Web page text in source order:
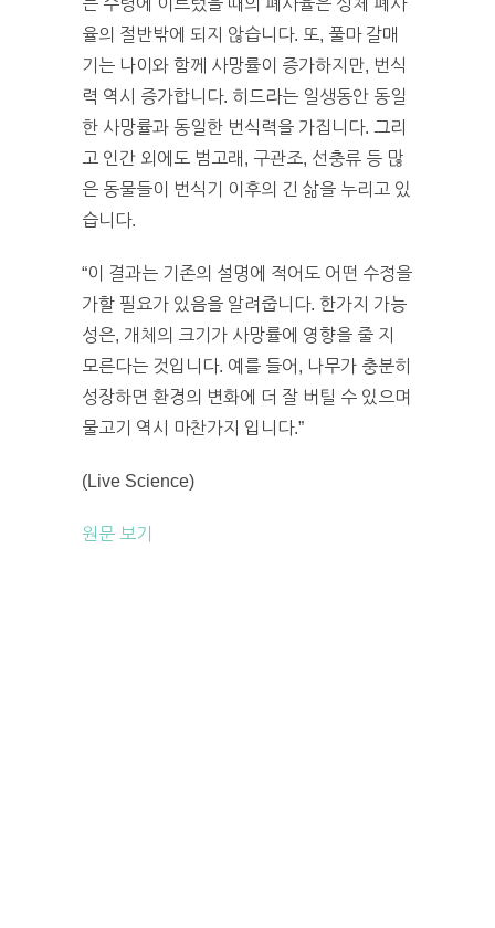
율의 절반밖에 되지 않습니다. 또, 풀마 갈매
기는 나이와 함께 사망률이 증가하지만, 번식
력 역시 증가합니다. 히드라는 일생동안 동일
한 사망률과 동일한 번식력을 가집니다. 그리
고 인간 외에도 범고래, 구관조, 선충류 등 많
은 동물들이 번식기 이후의 긴 삶을 누리고 있
습니다.
“이 결과는 기존의 설명에 적어도 어떤 수정을
가할 필요가 있음을 알려줍니다. 한가지 가능
성은, 개체의 크기가 사망률에 영향을 줄 지
모른다는 것입니다. 예를 들어, 나무가 충분히
성장하면 환경의 변화에 더 잘 버틸 수 있으며
물고기 역시 마찬가지 입니다.”
(Live Science)
원문 보기